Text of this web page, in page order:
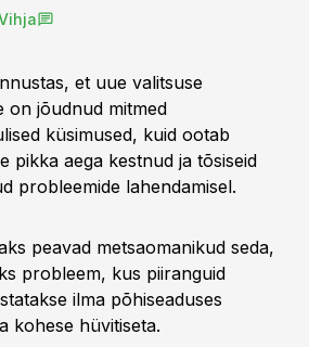
et uue valitsuse
on jõudnud mitmed
küsimused, kuid ootab
pikka aega kestnud ja tõsiseid
probleemide lahendamisel.
peavad metsaomanikud seda,
probleem, kus piiranguid
ilma põhiseaduses
kohese hüvitiseta.